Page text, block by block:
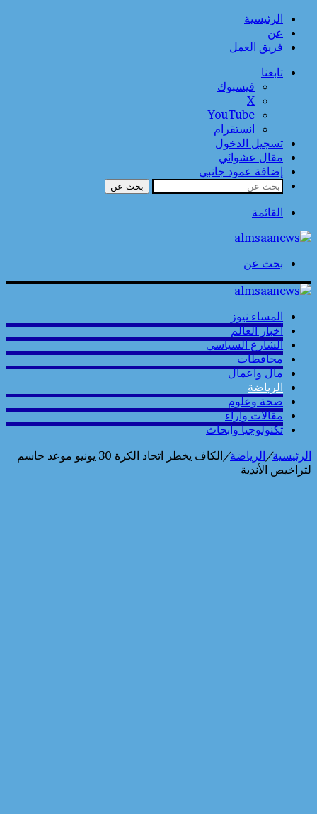
الرئيسية
عن
فريق العمل
تابعنا
فيسبوك
‫X
‫YouTube
انستقرام
تسجيل الدخول
مقال عشوائي
إضافة عمود جانبي
بحث عن
القائمة
بحث عن
المساء نيوز
أخبار العالم
الشارع السياسي
محافطات
مال واعمال
الرياضة
صحة وعلوم
مقالات وارآء
تكنولوجيا وابحاث
الرئيسية/الرياضة/
الكاف يخطر اتحاد الكرة 30 يونيو موعد حاسم
لتراخيص الأندية